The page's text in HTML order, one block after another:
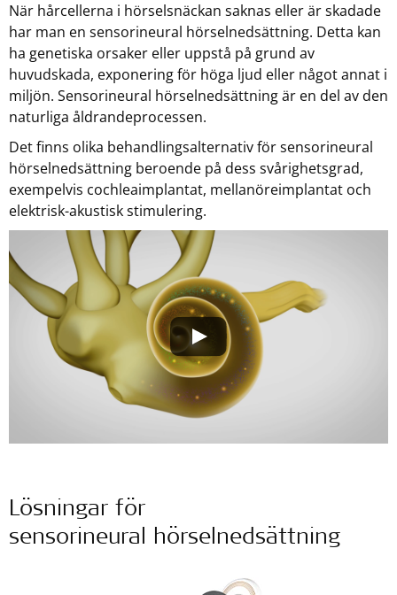
När hårcellerna i hörselsnäckan saknas eller är skadade
har man en sensorineural hörselnedsättning. Detta kan
ha genetiska orsaker eller uppstå på grund av
huvudskada, exponering för höga ljud eller något annat i
miljön. Sensorineural hörselnedsättning är en del av den
naturliga åldrandeprocessen.
Det finns olika behandlingsalternativ för sensorineural
hörselnedsättning beroende på dess svårighetsgrad,
exempelvis cochleaimplantat, mellanöreimplantat och
elektrisk-akustisk stimulering.
Lösningar för
sensorineural hörselnedsättning